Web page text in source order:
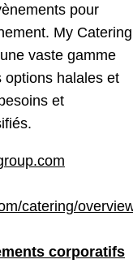
pour
My Catering
vaste gamme
options halales et
et
catering/
corporatifs